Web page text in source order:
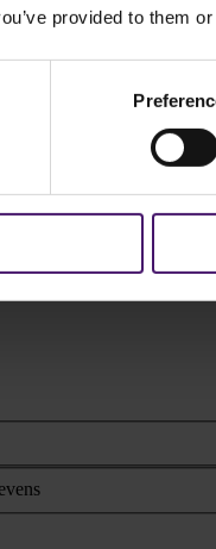
provided to them